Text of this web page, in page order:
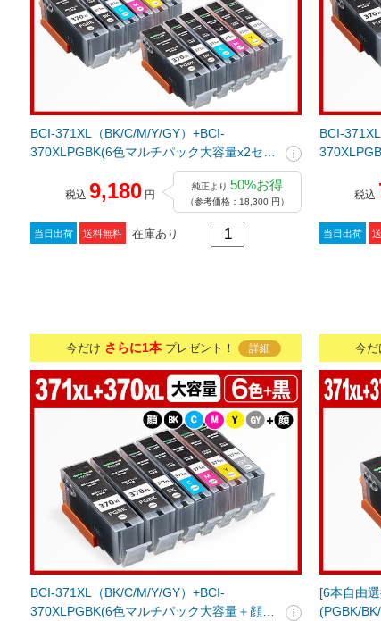
BCI-371XL（BK/C/M/Y/GY）+BCI-
370XLPGBK(6色マルチパック大容量x2セッ
ト) キヤノン[Canon]互換インクカートリッ
税込 9,180 円
純正より 50%お得
（参考価格：18,300 円）
当日出荷 送料無料 在庫あり
BCI-
ト) キヤ
税込
当日出荷
今だけ さらに1本プレゼント！ 詳細
BCI-371XL（BK/C/M/Y/GY）+BCI-
370XLPGBK(6色マルチパック大容量＋顔料
今だ
[6本自由
(PGBK/